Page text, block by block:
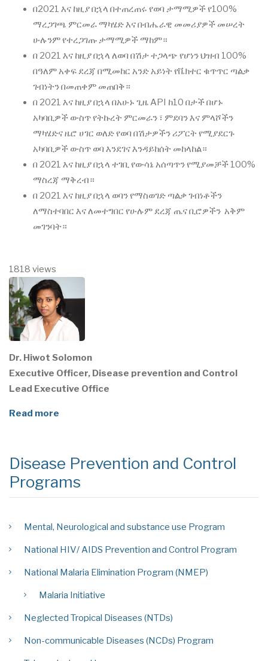
በ2021 እና ከዚያ በኋላ በተጠረጠሩ የወባ ታማሚዎች የ100%
ማረጋገጫ ምርመራ ማካሄድ እና በብሔራዊ መመሪያዎች መሠረት
ሁሉንም የተረጋገጡ ታማሚዎች ማከም።
በ 2021 እና ከዚያ በኋላ ለወባ በሽታ ተጋላጭ የሆነን ህዝብ 100%
በዓለም አቀፍ ደረጃ በሚመከር አንድ አይነት የቬክተር ቁጥጥር ጣልቃ
ገብነትን በመጠቀም መጠበቅ።
በ 2021 እና ከዚያ በኋላ በአሁኑ ጊዜ API ከ10 በታች በሆኑ
አካባቢዎች ውስጥ የትኩረት ምርመራን ፣ ምደባን እና ምላሾችን
ማካሄድና ዜሮ ሀገር ወለድ የወባ በሽታዎችን ሪፖርት የሚያደርጉ
አካባቢዎች ውስጥ ወባ እንደገና እንዳይከሰት መከላከል።
በ 2021 እና ከዚያ በኋላ ተገቢ የውሳኔ አሰጣጥን የሚያመቻች 100%
ማስረጃ ማቅረብ።
በ 2021 እና ከዚያ በኋላ ወባን የማስወገድ ጣልቃ ገብነቶችን
ለማስተባበር እና ለመተግበር የሁሉም ደረጃ ጤና ቢሮዎችን አቅም
መገንባት።
1818 views
Dr. Hiwot Solomon
Executive Officer, Disease prevention and Control
Lead Executive Office
Read more
Disease Prevention and Control
Programs
Mental, Neurological and substance use Program
National HIV/ AIDS Prevention and Control Program
National Malaria Elimination Program (NMEP)
Malaria Initiative
Neglected Tropical Diseases (NTDs)
Non-communicable Diseases (NCDs) Program